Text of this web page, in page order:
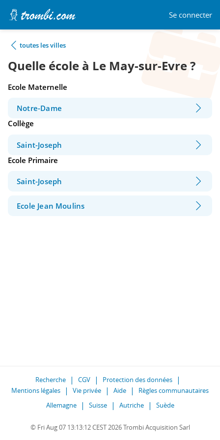
Se connecter
toutes les villes
Quelle école à Le May-sur-Evre ?
Ecole Maternelle
Notre-Dame
Collège
Saint-Joseph
Ecole Primaire
Saint-Joseph
Ecole Jean Moulins
Recherche CGV
Protection des données
Mentions légales
Vie privée Aide
Règles communautaires
Allemagne
Suisse Autriche Suède
© Fri Aug 07 13:13:12 CEST 2026 Trombi Acquisition Sarl